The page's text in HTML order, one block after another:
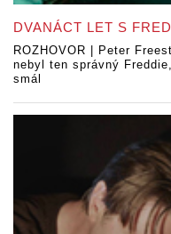
DVANÁCT LET S
ROZHOVOR | Peter
nebyl ten správný
smál